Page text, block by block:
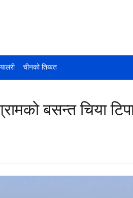
चीनको तिब्बत
बसन्त चिया